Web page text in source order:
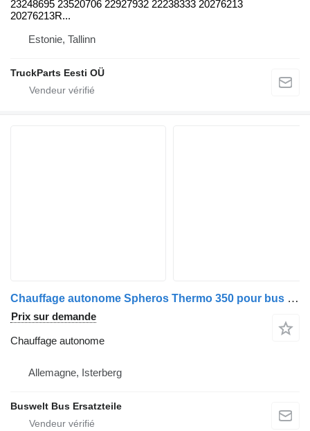
23248695 23520706 22927932 22238333 20276213
20276213R...
Estonie, Tallinn
TruckParts Eesti OÜ
Chauffage autonome Spheros Thermo 350 pour bus MAN A26
Prix sur demande
Chauffage autonome
Allemagne, Isterberg
Buswelt Bus Ersatzteile